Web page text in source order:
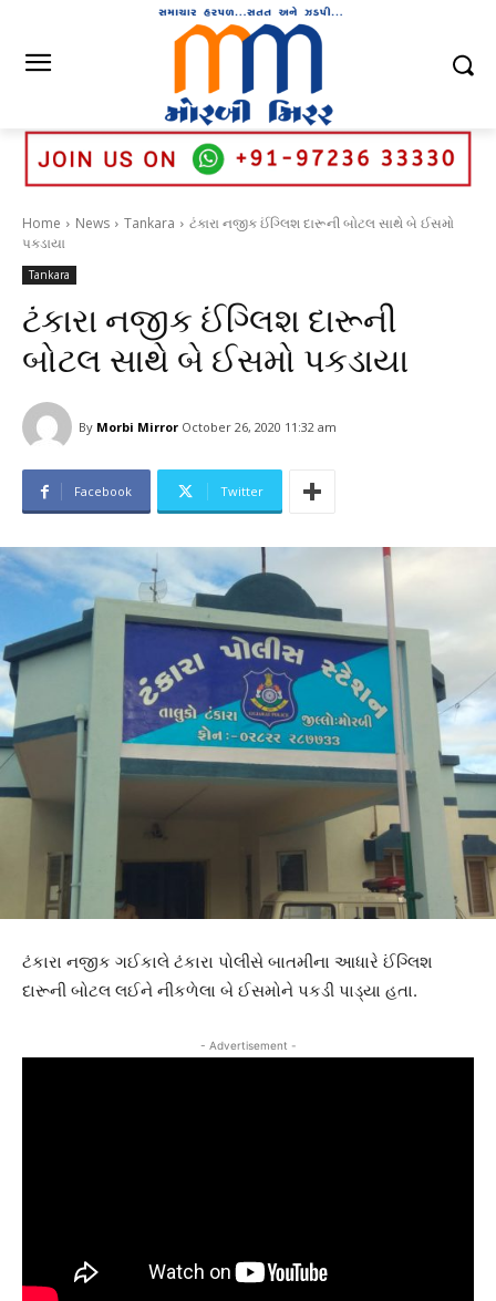
Home News Tankara
ટંકારા નજીક ઈંગ્લિશ દારૂની બોટલ સાથે બે ઈસમો
પકડાયા
Tankara
ટંકારા નજીક ઈંગ્લિશ દારૂની
બોટલ સાથે બે ઈસમો પકડાયા
By Morbi Mirror October 26, 2020 11:32 am
Facebook Twitter
ટંકારા નજીક ગઈકાલે ટંકારા પોલીસે બાતમીના આધારે ઈંગ્લિશ
દારૂની બોટલ લઈને નીકળેલા બે ઈસમોને પકડી પાડ્યા હતા.
- Advertisement -